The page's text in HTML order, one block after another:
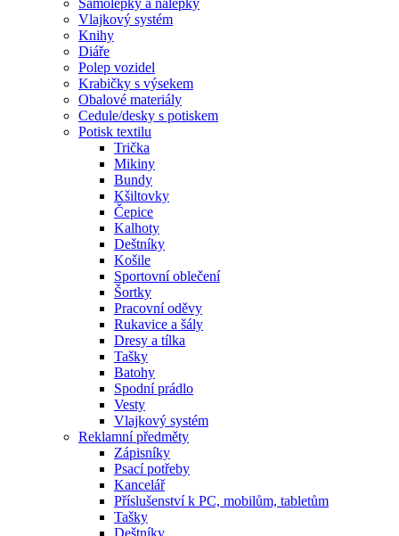
Vlajkový systém
Knihy
Diáře
Polep vozidel
Krabičky s výsekem
Obalové materiály
Cedule/desky s potiskem
Potisk textilu
Trička
Mikiny
Bundy
Kšiltovky
Čepice
Kalhoty
Deštníky
Košile
Sportovní oblečení
Šortky
Pracovní oděvy
Rukavice a šály
Dresy a tílka
Tašky
Batohy
Spodní prádlo
Vesty
Vlajkový systém
Reklamní předměty
Zápisníky
Psací potřeby
Kancelář
Příslušenství k PC, mobilům, tabletům
Tašky
Deštníky